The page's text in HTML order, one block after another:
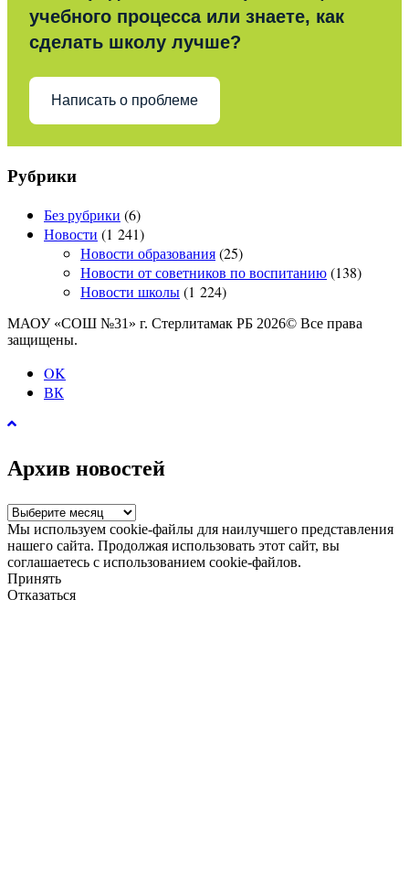
учебного процесса или знаете, как
сделать школу лучше?
Написать о проблеме
Рубрики
Без рубрики (6)
Новости (1 241)
Новости образования(25)
Новости от советников по воспитанию(138)
Новости школы(1 224)
МАОУ «СОШ №31» г. Стерлитамак РБ 2026© Все права
защищены.
OK
ВК
Архив новостей
Архив
новостей
Мы используем cookie-файлы для наилучшего представления
нашего сайта. Продолжая использовать этот сайт, вы
соглашаетесь с использованием cookie-файлов.
Принять
Отказаться